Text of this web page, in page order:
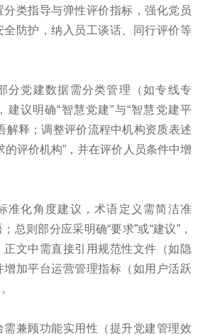
类指导与弹性评价指标，强化党员
全防护，纳入员工谈话、同行评价等
分党建数据需分类管理（如专线专
建议明确“智慧党建”与“智慧党建平
解释；调整评价流程中机构资质表述
的评价机构”，并在评价人员条件中增
准化角度建议，术语定义需简洁准
总则部分应采明确“要求”或“建议”，
正文中需直接引用规范性文件（如隐
增加平台运营管理指标（如用户活跃
需兼顾功能实用性（提升党建管理效